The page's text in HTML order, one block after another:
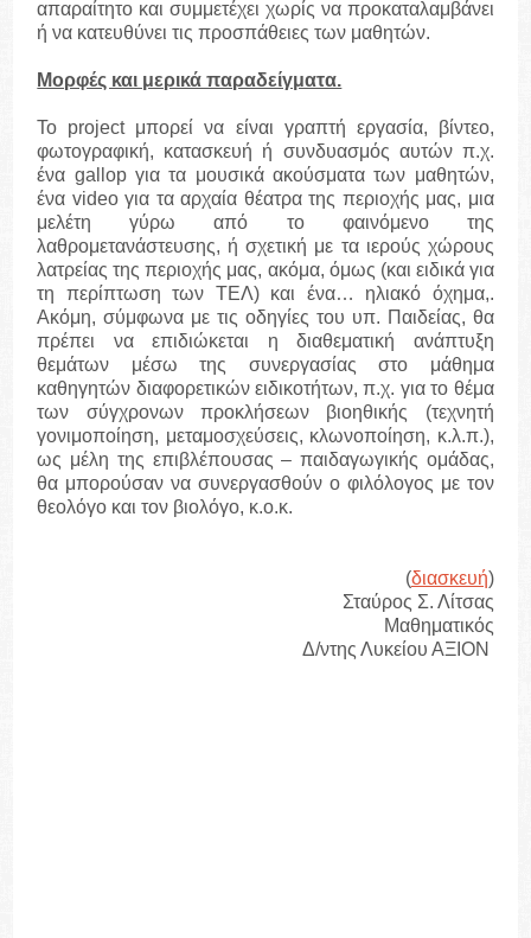
απαραίτητο και συμμετέχει χωρίς να προκαταλαμβάνει
ή να κατευθύνει τις προσπάθειες των μαθητών.
Μορφές και μερικά παραδείγματα.
Το project μπορεί να είναι γραπτή εργασία, βίντεο,
φωτογραφική, κατασκευή ή συνδυασμός αυτών π.χ.
ένα gallop για τα μουσικά ακούσματα των μαθητών,
ένα video για τα αρχαία θέατρα της περιοχής μας, μια
μελέτη γύρω από το φαινόμενο της
λαθρομετανάστευσης, ή σχετική με τα ιερούς χώρους
λατρείας της περιοχής μας, ακόμα, όμως (και ειδικά για
τη περίπτωση των ΤΕΛ) και ένα… ηλιακό όχημα,.
Ακόμη, σύμφωνα με τις οδηγίες του υπ. Παιδείας, θα
πρέπει να επιδιώκεται η διαθεματική ανάπτυξη
θεμάτων μέσω της συνεργασίας στο μάθημα
καθηγητών διαφορετικών ειδικοτήτων, π.χ. για το θέμα
των σύγχρονων προκλήσεων βιοηθικής (τεχνητή
γονιμοποίηση, μεταμοσχεύσεις, κλωνοποίηση, κ.λ.π.),
ως μέλη της επιβλέπουσας – παιδαγωγικής ομάδας,
θα μπορούσαν να συνεργασθούν ο φιλόλογος με τον
θεολόγο και τον βιολόγο, κ.ο.κ.
(διασκευή)
Σταύρος Σ. Λίτσας
Μαθηματικός
Δ/ντης Λυκείου ΑΞΙΟΝ